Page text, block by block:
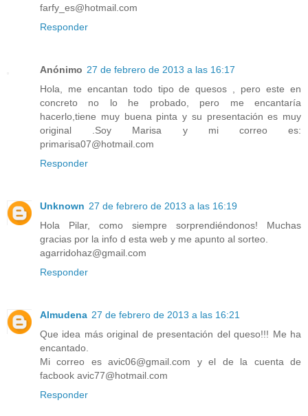
farfy_es@hotmail.com
Responder
Anónimo 27 de febrero de 2013 a las 16:17
Hola, me encantan todo tipo de quesos , pero este en
concreto no lo he probado, pero me encantaría
hacerlo,tiene muy buena pinta y su presentación es muy
original .Soy Marisa y mi correo es:
primarisa07@hotmail.com
Responder
Unknown 27 de febrero de 2013 a las 16:19
Hola Pilar, como siempre sorprendiéndonos! Muchas
gracias por la info d esta web y me apunto al sorteo.
agarridohaz@gmail.com
Responder
Almudena 27 de febrero de 2013 a las 16:21
Que idea más original de presentación del queso!!! Me ha
encantado.
Mi correo es avic06@gmail.com y el de la cuenta de
facbook avic77@hotmail.com
Responder